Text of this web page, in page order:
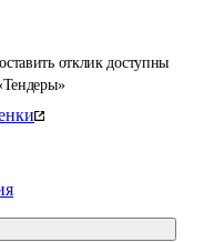
отклик доступны